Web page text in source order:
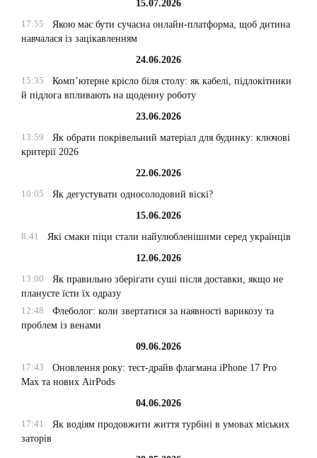
15.07.2026
17:55
Якою має бути сучасна онлайн-платформа, щоб дитина
навчалася із зацікавленням
24.06.2026
15:35
Комп’ютерне крісло біля столу: як кабелі, підлокітники
й підлога впливають на щоденну роботу
23.06.2026
13:59
Як обрати покрівельний матеріал для будинку: ключові
критерії 2026
22.06.2026
10:05
Як дегустувати односолодовий віскі?
15.06.2026
8:41
Які смаки піци стали найулюбленішими серед українців
12.06.2026
13:00
Як правильно зберігати суші після доставки, якщо не
плануєте їсти їх одразу
12:48
Флеболог: коли звертатися за наявності варикозу та
проблем із венами
09.06.2026
17:43
Оновлення року: тест-драйв флагмана iPhone 17 Pro
Max та нових AirPods
04.06.2026
17:41
Як водіям продовжити життя турбіні в умовах міських
заторів